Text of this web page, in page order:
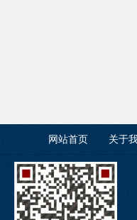
网站首页 关于